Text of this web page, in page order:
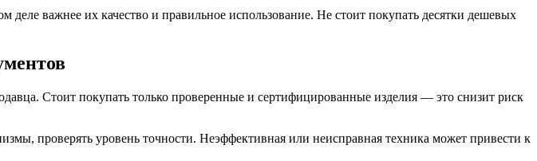
важнее их качество и правильное использование. Не стоит покупать десятки дешевых
Стоит покупать только проверенные и сертифицированные изделия — это снизит риск
проверять уровень точности. Неэффективная или неисправная техника может привести к